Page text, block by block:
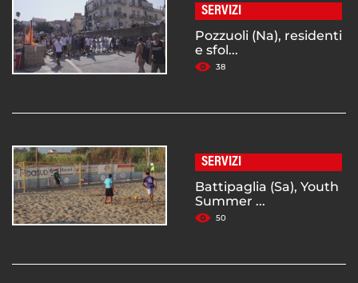
SERVIZI
Pozzuoli (Na), residenti
e sfol...
38
SERVIZI
Battipaglia (Sa), Youth
Summer ...
50